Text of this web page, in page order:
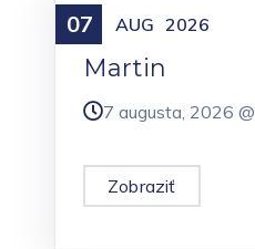
07 AUG 2026
Meniny
Martin
7 augusta, 2026 @
Zobraziť